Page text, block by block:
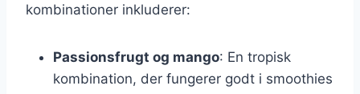
kombinationer inkluderer:
Passionsfrugt og mango: En tropisk
kombination, der fungerer godt i smoothies